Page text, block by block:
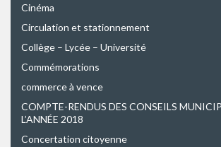
Cinéma
Circulation et stationnement
Collège – Lycée – Université
Commémorations
commerce à vence
COMPTE-RENDUS DES CONSEILS
L’ANNÉE 2018
Concertation citoyenne